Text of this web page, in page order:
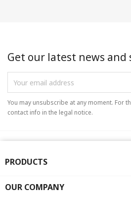
Get our latest news and
You may unsubscribe at any moment. For
contact info in the legal notice.
PRODUCTS
OUR COMPANY